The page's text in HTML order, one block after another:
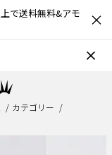
で送料無料&アモ
×
カテゴリー